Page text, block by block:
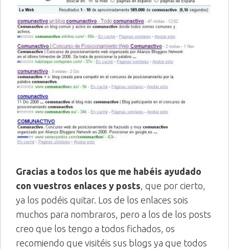
Gracias a todos los que me habéis ayudado
con vuestros enlaces y posts , que por cierto,
ya los podéis quitar. Los de los enlaces sois
muchos para nombraros, pero a los de los posts
creo que los tengo a todos fichados, os
recomiendo que visitéis sus blogs ya que todos